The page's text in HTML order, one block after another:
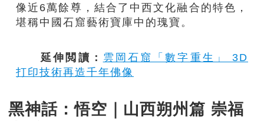
像近6萬餘尊，結合了中西文化融合的特色，
堪稱中國石窟藝術寶庫中的瑰寶。
延伸閲讀： 雲岡石窟「數字重生」 3D
打印技術再造千年佛像
黑神話：悟空｜山西朔州篇 崇福